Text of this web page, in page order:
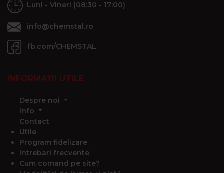
Luni - Vineri (08:30 - 17:00)
info@chemstal.ro
fb.com/CHEMSTAL
INFORMAȚII UTILE
Despre noi
Info
Contact
Utile
Program fidelizare
Intrebari frecvente
Cum comand pe site?